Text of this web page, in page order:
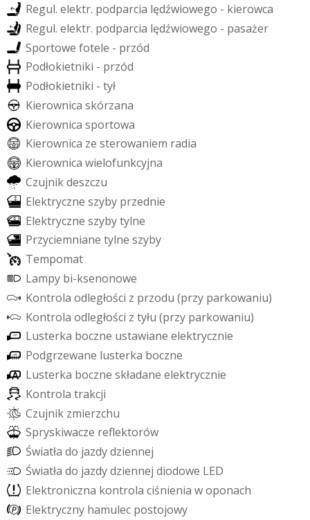
Regul. elektr. podparcia lędźwiowego - kierowca
Regul. elektr. podparcia lędźwiowego - pasażer
Sportowe fotele - przód
Podłokietniki - przód
Podłokietniki - tył
Kierownica skórzana
Kierownica sportowa
Kierownica ze sterowaniem radia
Kierownica wielofunkcyjna
Czujnikdeszczu
Elektryczne szyby przednie
Elektryczne szybytylne
Przyciemniane tylne szyby
Tempomat
Lampy bi-ksenonowe
Kontrola odległości z przodu (przy parkowaniu)
Kontrola odległości z tyłu (przy parkowaniu)
Lusterka boczne ustawiane elektrycznie
Podgrzewane lusterka boczne
Lusterka boczne składane elektrycznie
Kontrola trakcji
Czujnik zmierzchu
Spryskiwacze refektorów
Światła do jazdydziennej
Światła do jazdydziennej diodowe LED
Elektroniczna kontrola ciśnienia woponach
Elektryczny hamulec postojowy